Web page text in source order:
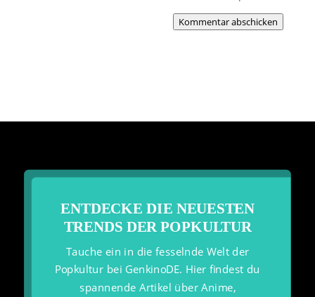
Kommentar abschicken
ENTDECKE DIE NEUESTEN
TRENDS DER POPKULTUR
Tauche ein in die fesselnde Welt der
Popkultur bei GenkinoDE. Hier findest du
spannende Artikel über Anime,